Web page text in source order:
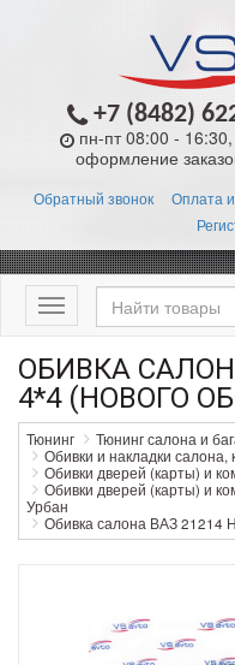
+7 (8482)
пн-пт 08:00 -
оформление
Обратный звонок Оплата
Меню
ОБИВКА
4*4 (НОВОГО
Тюнинг
Тюнинг салона и
Обивки и накладки салона,
Обивки дверей (карты) и
Обивки дверей (карты) и
Урбан
Обивка салона ВАЗ 21214